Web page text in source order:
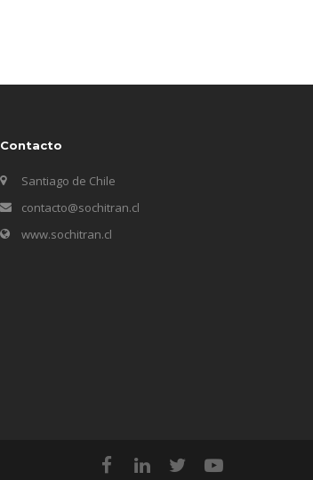
Contacto
Santiago de Chile
contacto@sochitran.cl
www.sochitran.cl